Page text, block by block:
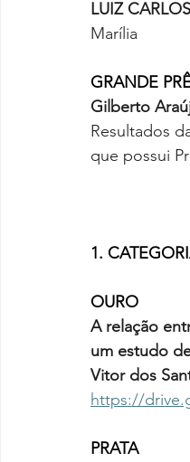
LUIZ
Marília
GRANDE
Gilberto
Resultados
que possui
1.
OURO
A relação
um estudo
Vitor dos
https://
PRATA